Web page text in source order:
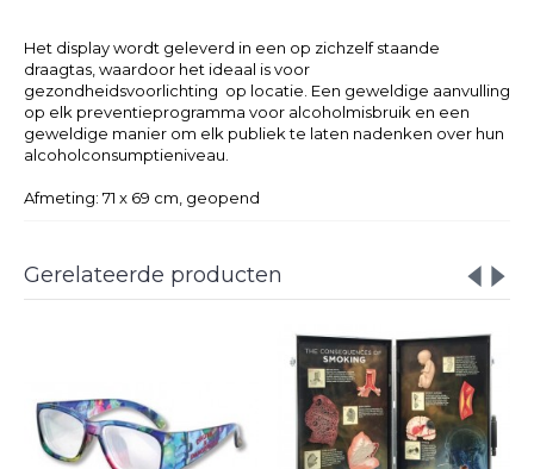
Het display wordt geleverd in een op zichzelf staande
draagtas, waardoor het ideaal is voor
gezondheidsvoorlichting op locatie. Een geweldige aanvulling
op elk preventieprogramma voor alcoholmisbruik en een
geweldige manier om elk publiek te laten nadenken over hun
alcoholconsumptieniveau.
Afmeting: 71 x 69 cm, geopend
Gerelateerde producten